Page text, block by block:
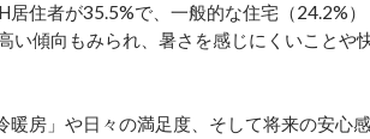
住者が35.5%で、一般的な住宅（24.2%）
い傾向もみられ、暑さを感じにくいことや
房」や日々の満足度、そして将来の安心感